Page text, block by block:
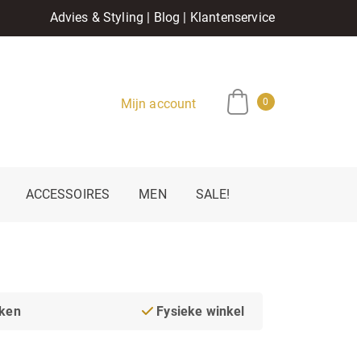
Advies & Styling | Blog | Klantenservice
Mijn account 0
ACCESSOIRES MEN SALE!
Fysieke winkel